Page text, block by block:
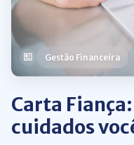
Gestão Financeira
Carta
cuidados